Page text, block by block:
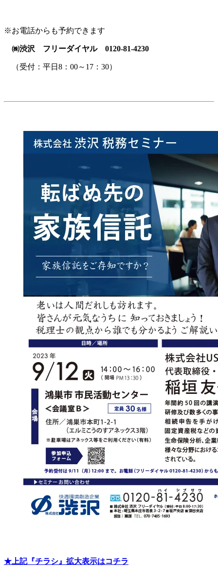
※お電話からも予約できます
㈱渋沢 フリーダイヤル 0120-81-4230
（受付：平日8：00～17：30）
★上記『チラシ』拡大表示はコチラ